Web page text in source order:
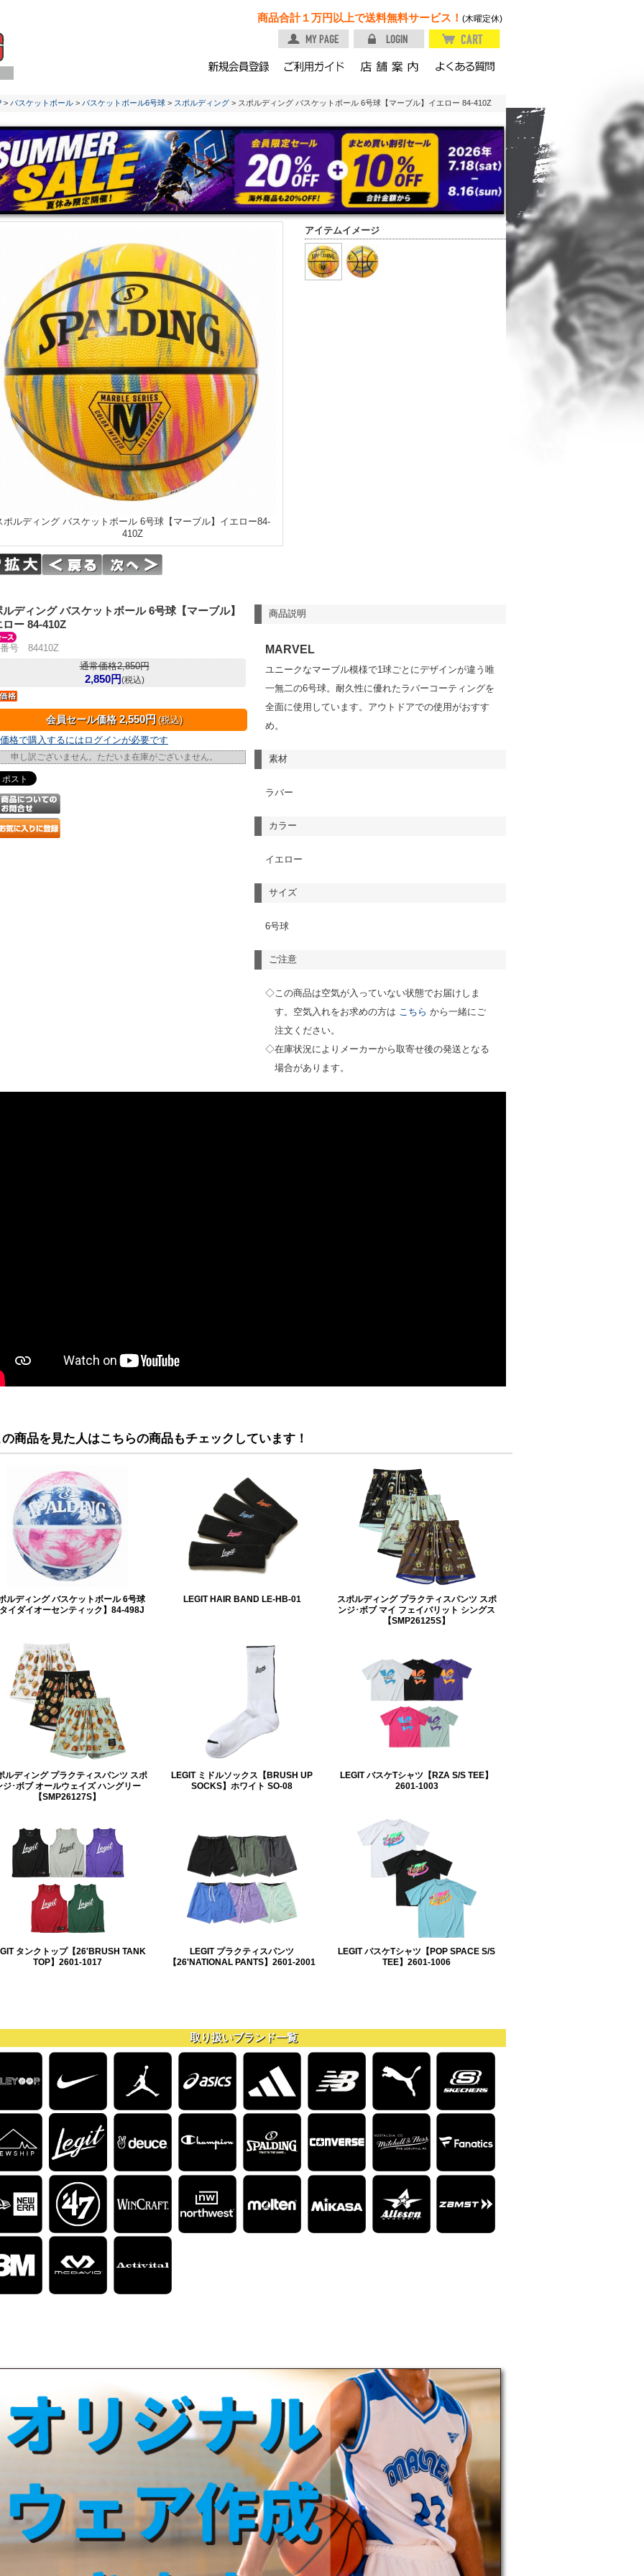
商品合計１万円以上で送料無料サービス！ (木曜定休)
> バスケットボール > バスケットボール6号球 > スポルディング > スポルディング バスケットボール 6号球【マーブル】イエロー 84-410Z
アイテムイメージ
ポルディング バスケットボール 6号球【マーブル】イエロー84-
410Z
商品説明
MARVEL
ユニークなマーブル模様で1球ごとにデザインが違う唯
一無二の6号球。耐久性に優れたラバーコーティングを
全面に使用しています。アウトドアでの使用がおすす
め。
素材
ラバー
カラー
イエロー
サイズ
6号球
ご注意
◇この商品は空気が入っていない状態でお届けしま
す。空気入れをお求めの方は こちら から一緒にご
注文ください。
◇在庫状況によりメーカーから取寄せ後の発送となる
場合があります。
ルディング バスケットボール 6号球【マーブル】
ロー 84-410Z
号 84410Z
通常価格2,850円
2,850円(税込)
会員セール価格 2,550円 (税込)
格で購入するにはログインが必要です
申し訳ございません。ただいま在庫がございません。
商品を見た人はこちらの商品もチェックしています！
ルディング バスケットボール 6号球
イダイオーセンティック】84-498J
LEGIT HAIR BAND LE-HB-01
スポルディング プラクティスパンツ スポ
ンジ･ボブ マイ フェイバリット シングス
【SMP26125S】
ルディング プラクティスパンツ スポ
ジ･ボブ オールウェイズ ハングリー
【SMP26127S】
LEGIT ミドルソックス【BRUSH UP
SOCKS】ホワイト SO-08
LEGIT バスケTシャツ【RZA S/S TEE】
2601-1003
タンクトップ【26'BRUSH TANK
TOP】2601-1017
LEGIT プラクティスパンツ
【26'NATIONAL PANTS】2601-2001
LEGIT バスケTシャツ【POP SPACE S/S
TEE】2601-1006
取り扱いブランド一覧